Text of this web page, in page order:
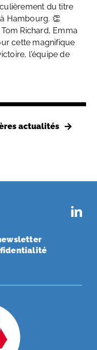
du titre
Hambourg. 👏
Richard, Emma
cette magnifique
l'équipe de
actualités